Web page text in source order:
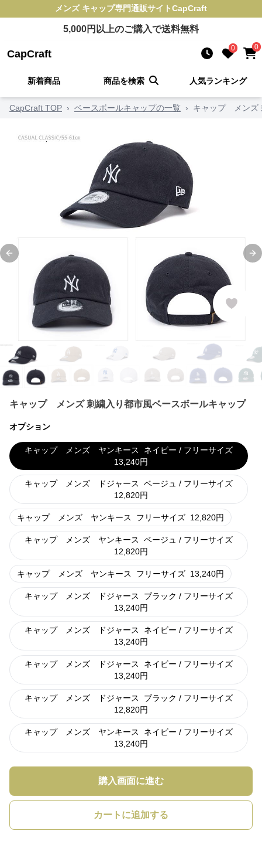
メンズ キャップ専門通販サイトCapCraft
5,000円以上のご購入で送料無料
CapCraft 0 0
新着商品 商品を検索 人気ランキング
CapCraft TOP › ベースボールキャップの一覧 › キャップ メンズ
Previous slide
キャップ メンズ 刺繍入り都市風ベースボールキャップ
オプション
キャップ メンズ ヤンキース
ネイビー / フリーサイズ
13,240円
キャップ メンズ ドジャース
ベージュ / フリーサイズ
12,820円
キャップ メンズ ヤンキース フリーサイズ 12,820円
キャップ メンズ ヤンキース
ベージュ / フリーサイズ
12,820円
キャップ メンズ ヤンキース フリーサイズ 13,240円
キャップ メンズ ドジャース
ブラック / フリーサイズ
13,240円
キャップ メンズ ドジャース
ネイビー / フリーサイズ
13,240円
キャップ メンズ ドジャース
ネイビー / フリーサイズ
13,240円
キャップ メンズ ドジャース
ブラック / フリーサイズ
12,820円
キャップ メンズ ヤンキース
ネイビー / フリーサイズ
13,240円
購入画面に進む
カートに追加する